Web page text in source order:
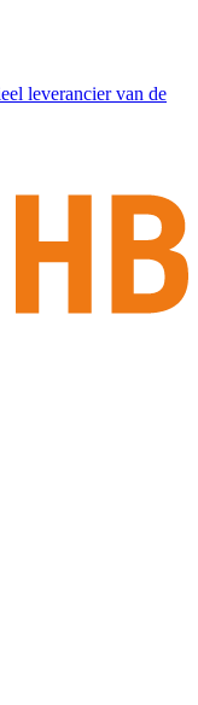
leverancier van de